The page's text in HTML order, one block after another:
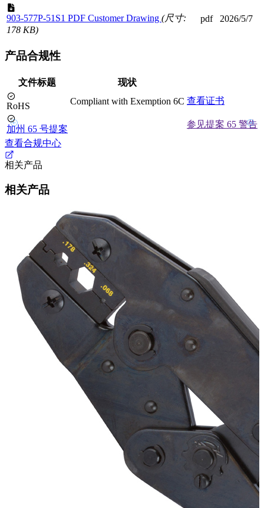
903-577P-51S1 PDF Customer Drawing (尺寸:
178 KB)
pdf 2026/5/7
产品合规性
文件标题 现状
RoHS Compliant with Exemption 6C 查看证书
加州 65 号提案
参见提案 65 警告
查看合规中心
相关产品
相关产品